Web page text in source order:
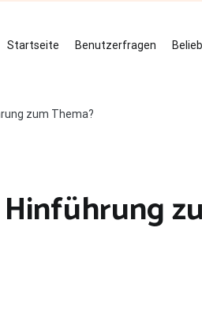
Startseite Benutzerfragen
zum Thema?